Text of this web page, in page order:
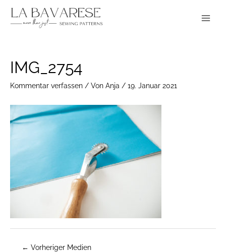
Inhalt
IMG_2754
Kommentar verfassen / Von Anja / 19. Januar 2021
navigation
← Vorheriger Medien